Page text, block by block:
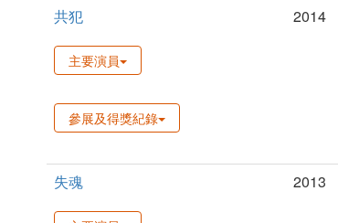
共犯 2014
主要演員
參展及得獎紀錄
失魂 2013